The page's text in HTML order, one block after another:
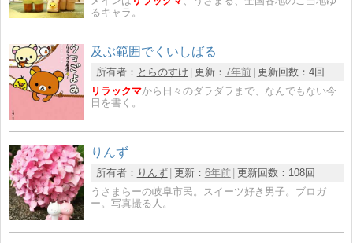
るキャラ。
及ぶ範囲でくいしばる
所有者： とらのすけ 更新： 7年前 更新回数： 4回
リラックマから日々のダラダラまで、なんでもない今
日を書く。
りんず
所有者： りんず 更新： 6年前 更新回数： 108回
うさまらーの岐阜市民。スイーツ好き男子。ブロガ
ー。写真撮る人。